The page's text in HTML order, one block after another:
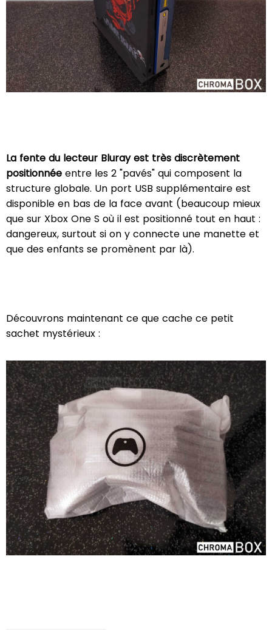
La fente du lecteur Bluray est très discrètement
positionnée entre les 2 "pavés" qui composent la
structure globale. Un port USB supplémentaire est
disponible en bas de la face avant (beaucoup mieux
que sur Xbox One S où il est positionné tout en haut :
dangereux, surtout si on y connecte une manette et
que des enfants se promènent par là).
Découvrons maintenant ce que cache ce petit
sachet mystérieux :